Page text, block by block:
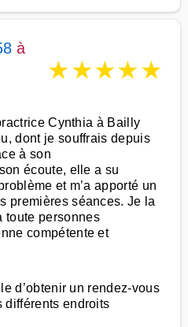
à
★★★★★
Cynthia à Bailly
dont je souffrais depuis
à son
écoute, elle a su
et m’a apporté un
premières séances. Je la
toute personnes
compétente et
d’obtenir un rendez-vous
différents endroits